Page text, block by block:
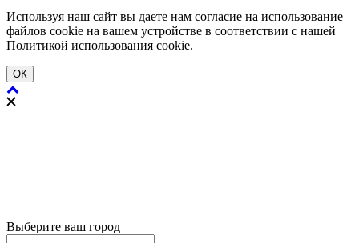
Используя наш сайт вы даете нам согласие на использование
файлов cookie на вашем устройстве в соответствии с нашей
Политикой использования cookie.
ОК
Выберите ваш город